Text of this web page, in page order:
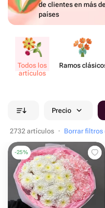
de clientes en más
países
Todos los
artículos
Ramos
Precio
2732 artículos · Borrar filtros
-25%